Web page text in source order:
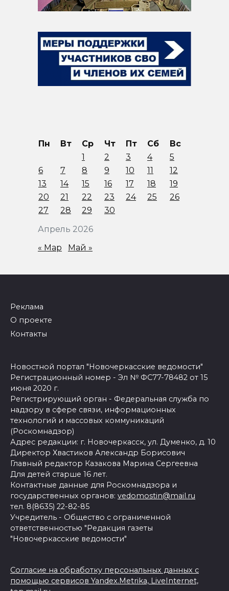
Апрель 2026
Пн Вт Ср Чт Пт Сб
Вс
1
2 3 4
5
6
7 8 9 10 11
12
13
14 15 16 17 18
19
20
21 22 23 24 25
26
27
28 29 30
« Мар Май »
Реклама
О проекте
Контакты
Новостной портал "Новочеркасские ведомости"
Регистрационный номер - Эл № ФС77-78482 от 15
июня 2020 г.
Регистрирующий орган - Федеральная служба по
надзору в сфере связи, информационных
технологий и массовых коммуникаций
(Роскомнадзор)
Адрес редакции: г. Новочеркасск, ул. Думенко, д. 10
Директор Хвастиков Александр Борисович
Главный редактор Казакова Марина Сергеевна
Для детей старше 16 лет.
Контактные данные для Роскомнадзора и
государственных органов: vedomostin@mail.ru
тел. 8(8635) 22-82-85
Учредитель - Общество с ограниченной
ответственностью "Редакция газеты
"Новочеркасские ведомости"
Согласие на обработку персональных данных с
помощью сервисов Yandex.Metrika, LiveInternet,